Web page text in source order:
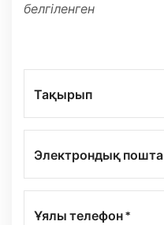
белгіленген